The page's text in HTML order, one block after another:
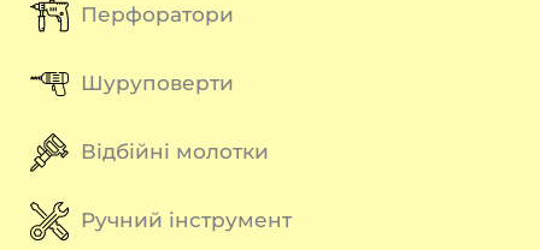
Перфоратори
Шуруповерти
Відбійні молотки
Ручний інструмент